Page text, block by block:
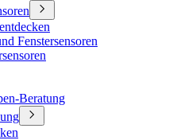
Fenstersensoren
Beratung